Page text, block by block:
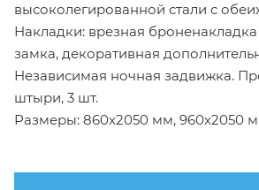
высоколегированной стали с
Накладки: врезная
замка, декоративная
Независимая ночная задвижка.
штыри, 3 шт.
Размеры: 860х2050 мм, 960х2050